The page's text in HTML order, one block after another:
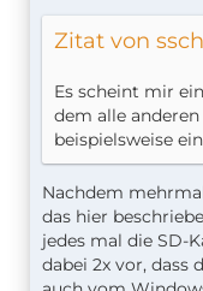
Zitat von
Es scheint mir
dem alle
beispielsweise
Nachdem
das hier
jedes mal die SD-
dabei 2x vor, dass